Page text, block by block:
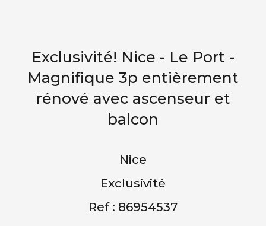
Exclusivité! Nice - Le Port -
Magnifique 3p entièrement
rénové avec ascenseur et
balcon
Nice
Exclusivité
Ref : 86954537